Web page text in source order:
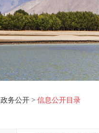
政务公开 > 信息公开目录